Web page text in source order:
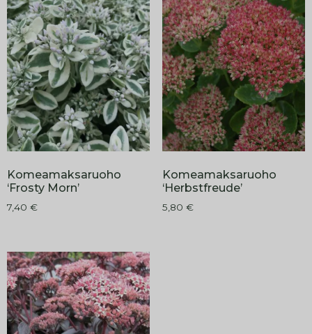
Komeamaksaruoho
‘Frosty Morn’
7,40 €
Komeamaksaruoho
‘Herbstfreude’
5,80 €